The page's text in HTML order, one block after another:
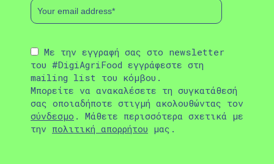
Με την εγγραφή σας στο newsletter
του #DigiAgriFood εγγράφεστε στη
mailing list του κόμβου.
Μπορείτε να ανακαλέσετε τη συγκατάθεσή
σας οποιαδήποτε στιγμή ακολουθώντας τον
σύνδεσμο . Μάθετε περισσότερα σχετικά με
την πολιτική απορρήτου μας.